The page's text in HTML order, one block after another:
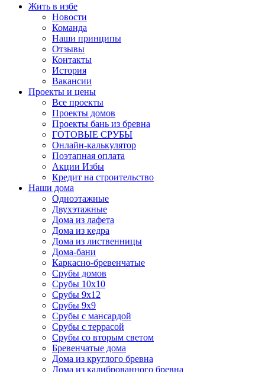
Жить в избе
Новости
Команда
Наши принципы
Отзывы
Контакты
История
Вакансии
Проекты и цены
Все проекты
Проекты домов
Проекты бань из бревна
ГОТОВЫЕ СРУБЫ
Онлайн-калькулятор
Поэтапная оплата
Акции Избы
Кредит на строительство
Наши дома
Одноэтажные
Двухэтажные
Дома из лафета
Дома из кедра
Дома из лиственницы
Дома-бани
Каркасно-бревенчатые
Срубы домов
Срубы 10х10
Срубы 9х12
Срубы 9х9
Срубы с мансардой
Срубы с террасой
Срубы со вторым светом
Бревенчатые дома
Дома из круглого бревна
Дома из калиброванного бревна